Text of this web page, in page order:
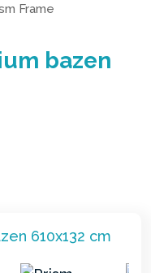
Frame
bazen